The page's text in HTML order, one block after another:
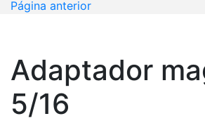
Página anterior
Adaptador
5/16